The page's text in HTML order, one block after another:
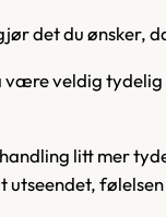
det du ønsker,
veldig
litt mer